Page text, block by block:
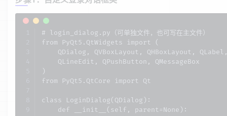
# login_dialog.py（可单独文件，也可写在主文件）
from PyQt5.QtWidgets import (
QDialog, QVBoxLayout, QHBoxLayout,
    QLineEdit, QPushButton, QMessageBox
)
from PyQt5.QtCore import Qt
class LoginDialog(QDialog):
    def __init__(self, parent=None):